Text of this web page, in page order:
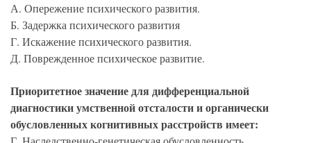
А. Опережение психического развития.
Б. Задержка психического развития
Г. Искажение психического развития.
Д. Поврежденное психическое развитие.
Приоритетное значение для дифференциальной
диагностики умственной отсталости и органически
обусловленных когнитивных расстройств имеет: